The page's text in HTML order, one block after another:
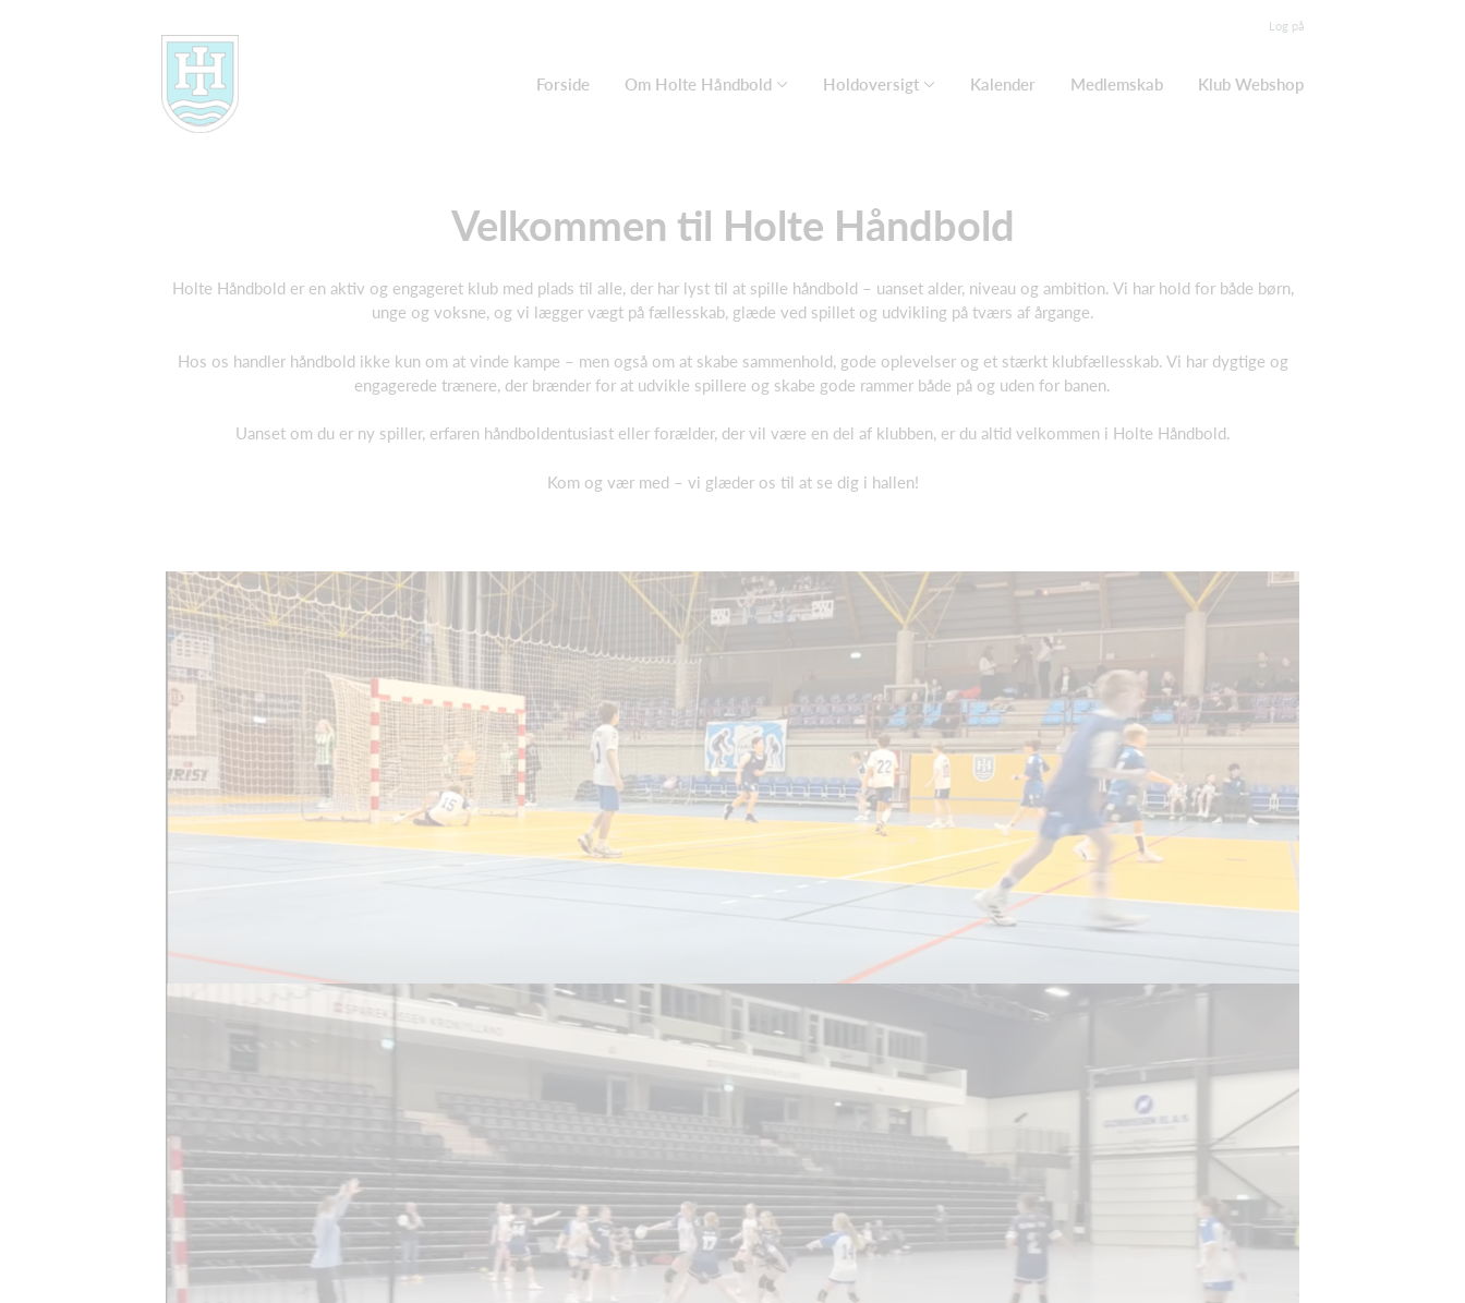
Log på
Forside Om Holte Håndbold Holdoversigt Kalender Medlemskab Klub Webshop
Velkommen til Holte Håndbold
Holte Håndbold er en aktiv og engageret klub med plads til alle, der har lyst til at spille håndbold – uanset alder, niveau og ambition. Vi har hold for både børn,
unge og voksne, og vi lægger vægt på fællesskab, glæde ved spillet og udvikling på tværs af årgange.
Hos os handler håndbold ikke kun om at vinde kampe – men også om at skabe sammenhold, gode oplevelser og et stærkt klubfællesskab. Vi har dygtige og
engagerede trænere, der brænder for at udvikle spillere og skabe gode rammer både på og uden for banen.
Uanset om du er ny spiller, erfaren håndboldentusiast eller forælder, der vil være en del af klubben, er du altid velkommen i Holte Håndbold.
Kom og vær med – vi glæder os til at se dig i hallen!